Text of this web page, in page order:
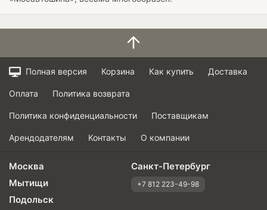
Полная версия Корзина Как купить Доставка
Оплата Политика возврата
Политика конфиденциальности Поставщикам
Арендодателям Контакты О компании
Москва
Мытищи
Подольск
Санкт-Петербург
+7 812 223-49-98